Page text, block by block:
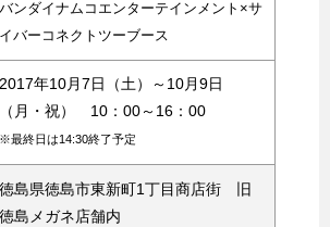
バンダイナムコエンターテインメント×サ
イバーコネクトツーブース
2017年10月7日（土）～10月9日
（月・祝） 10：00～16：00
※最終日は14:30終了予定
徳島県徳島市東新町1丁目商店街 旧
徳島メガネ店舗内